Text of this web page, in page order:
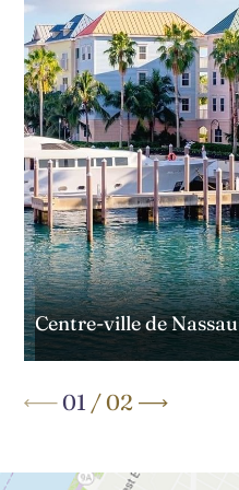
Centre-ville de Nassau
01 /02